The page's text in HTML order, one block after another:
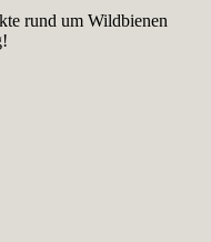
rund um Wildbienen